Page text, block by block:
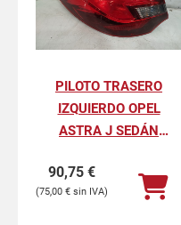
PILOTO TRASERO
IZQUIERDO OPEL
ASTRA J SEDÁN
90,75 €
75,00 €